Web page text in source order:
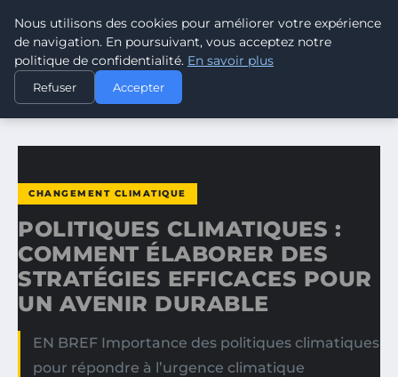
CLIMATE RESPONSE BLOG
ACCUEIL
CHANGEMENT CLIMATIQUE
POLITIQUES CLIMATIQUES : COMMENT ÉLABORER DES…
CHANGEMENT CLIMATIQUE
POLITIQUES CLIMATIQUES :
COMMENT ÉLABORER DES
STRATÉGIES EFFICACES POUR
UN AVENIR DURABLE
EN BREF Importance des politiques climatiques
pour répondre à l’urgence climatique
Nous utilisons des cookies pour améliorer votre expérience
de navigation. En poursuivant, vous acceptez notre
politique de confidentialité. En savoir plus
Refuser Accepter